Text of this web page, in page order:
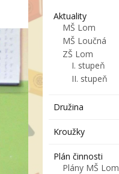
Aktuality
MŠ Lom
MŠ Loučná
ZŠ Lom
I. stupeň
II. stupeň
Družina
Kroužky
Plán činnosti
Plány MŠ Lom